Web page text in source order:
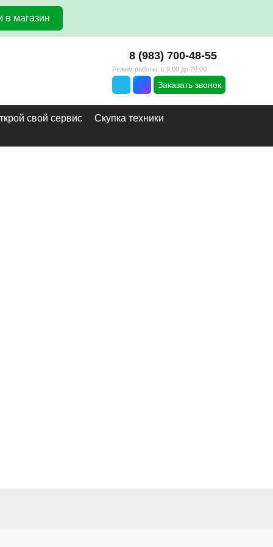
в магазин
8 (983) 700-48-55
Режим работы: с 9:00 до 20:00
Заказать звонок
свой сервис Скупка техники